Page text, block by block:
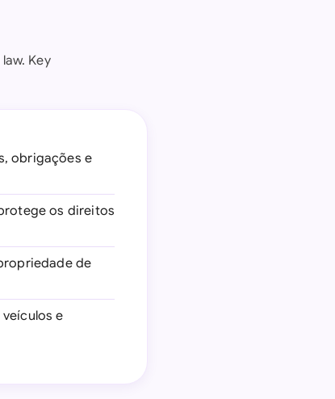
Key
obrigações e
os direitos
de
e